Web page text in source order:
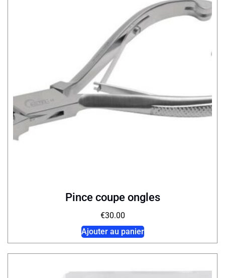
Pince coupe ongles
€30.00
Ajouter au panier